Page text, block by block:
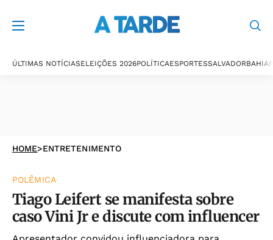
ÚLTIMAS NOTÍCIASELEIÇÕES 2026POLÍTICAESPORTESSALVADORBAHIA
HOME>ENTRETENIMENTO
POLÊMICA
Tiago Leifert se manifesta sobre
caso Vini Jr e discute com influencer